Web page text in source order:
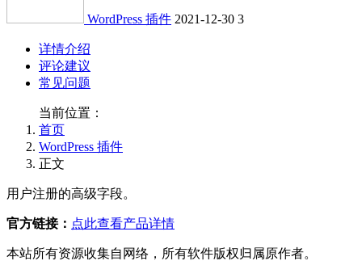
WordPress 插件 2021-12-30 3
详情介绍
评论建议
常见问题
当前位置：
首页
WordPress 插件
正文
用户注册的高级字段。
官方链接： 点此查看产品详情
本站所有资源收集自网络，所有软件版权归属原作者。